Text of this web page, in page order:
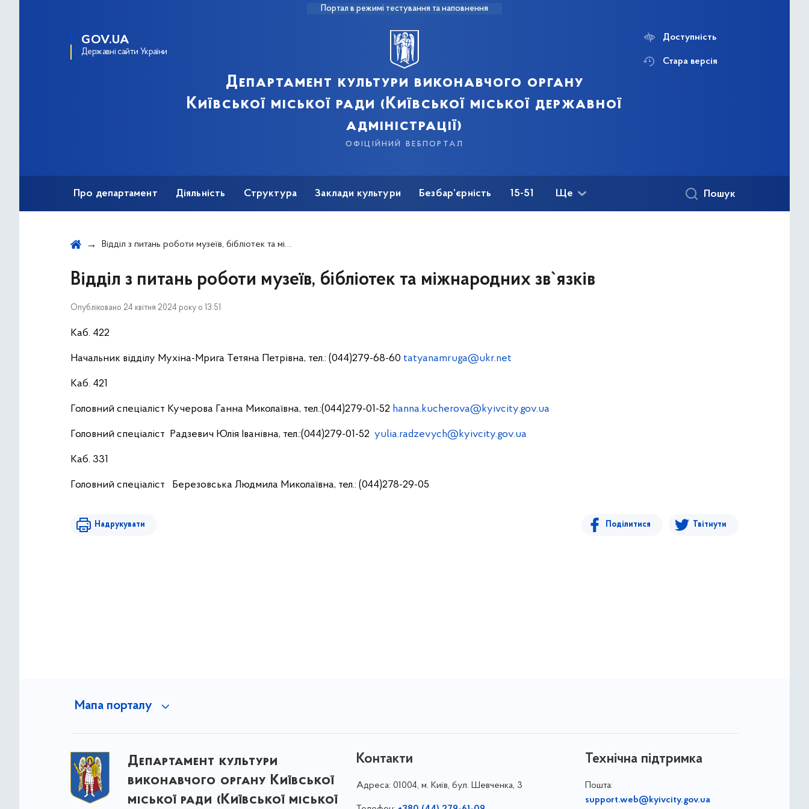
Портал в режимі тестування та наповнення
GOV.UA
Державні сайти України
Департамент культури виконавчого органу
Київської міської ради (Київської міської державної
адміністрації)
офіційний вебпортал
Доступність
Стара версія
Про департамент Діяльність Структура Заклади культури Безбар’єрність 15-51 Ще Пошук
Відділ з питань роботи музеїв, бібліотек та міжнародних зв`язків
Відділ з питань роботи музеїв, бібліотек та міжнародних зв`язків
Опубліковано 24 квітня 2024 року о 13:51
Каб. 422
Начальник відділу Мухіна-Мрига Тетяна Петрівна, тел.: (044)279-68-60 tatyanamruga@ukr.net
Каб. 421
Головний спеціаліст Кучерова Ганна Миколаївна, тел.:(044)279-01-52 hanna.kucherova@kyivcity.gov.ua
Головний спеціаліст Радзевич Юлія Іванівна, тел.:(044)279-01-52 yulia.radzevych@kyivcity.gov.ua
Каб. 331
Головний спеціаліст Березовська Людмила Миколаївна, тел.: (044)278-29-05
Надрукувати Поділитися Твітнути
Мапа порталу
Департамент культури
виконавчого органу Київської
міської ради (Київської міської
Контакти
Адреса: 01004, м. Київ, бул. Шевченка, 3
Технічна підтримка
Пошта:
support.web@kyivcity.gov.ua